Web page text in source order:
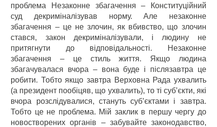
проблема Незаконне збагачення – Конституційний
суд декриміналізував норму. Але незаконне
збагачення – це не злочин, як вбивство, що злочин
стався, закон декриміналізували, і людину не
притягнути до відповідальності. Незаконне
збагачення – це стиль життя. Якщо людина
збагачувалася вчора – вона буде і післязавтра це
робити. Тобто якщо завтра Верховна Рада ухвалить
(а президент пообіцяв, що ухвалить), то ті суб’єкти, які
вчора розслідувалися, стануть суб’єктами і завтра.
Тобто це не проблема. Мій заклик в першу чергу до
новостворених органів – забувайте законодавство,